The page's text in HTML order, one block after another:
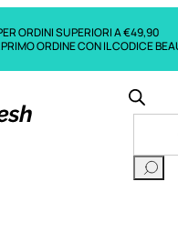
ORDINI SUPERIORI A €49,90
ORDINE CON IL CODICE